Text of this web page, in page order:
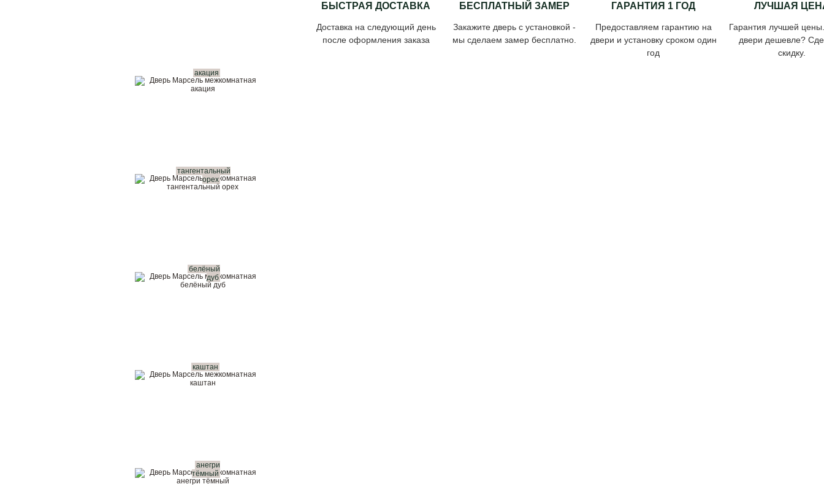
акация
тангентальный
орех
белёный
дуб
каштан
анегри
тёмный
БЫСТРАЯ ДОСТАВКА
Доставка на следующий день
после оформления заказа
БЕСПЛАТНЫЙ ЗАМЕР
Закажите дверь с установкой -
мы сделаем замер бесплатно.
ГАРАНТИЯ 1 ГОД
Предоставляем гарантию на
двери и установку сроком один
год
ЛУЧШАЯ
Гарантия лучшей
двери дешевле?
скидку.